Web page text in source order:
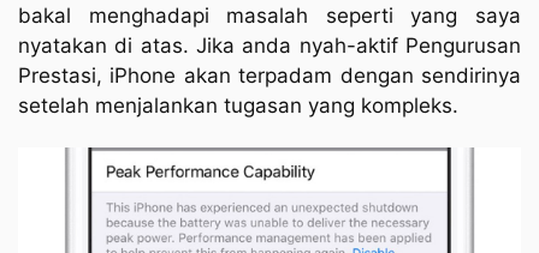
bakal menghadapi masalah seperti yang saya
nyatakan di atas. Jika anda nyah-aktif Pengurusan
Prestasi, iPhone akan terpadam dengan sendirinya
setelah menjalankan tugasan yang kompleks.